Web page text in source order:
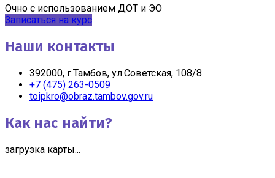
Очно с использованием ДОТ и ЭО
Записаться на курс
Наши контакты
392000, г.Тамбов, ул.Советская, 108/8
+7 (475) 263-0509
toipkro@obraz.tambov.gov.ru
Как нас найти?
загрузка карты...